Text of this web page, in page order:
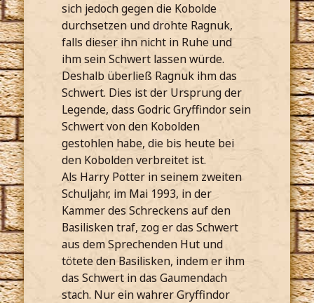
sich jedoch gegen die Kobolde
durchsetzen und drohte Ragnuk,
falls dieser ihn nicht in Ruhe und
ihm sein Schwert lassen würde.
Deshalb überließ Ragnuk ihm das
Schwert. Dies ist der Ursprung der
Legende, dass Godric Gryffindor sein
Schwert von den Kobolden
gestohlen habe, die bis heute bei
den Kobolden verbreitet ist.
Als Harry Potter in seinem zweiten
Schuljahr, im Mai 1993, in der
Kammer des Schreckens auf den
Basilisken traf, zog er das Schwert
aus dem Sprechenden Hut und
tötete den Basilisken, indem er ihm
das Schwert in das Gaumendach
stach. Nur ein wahrer Gryffindor